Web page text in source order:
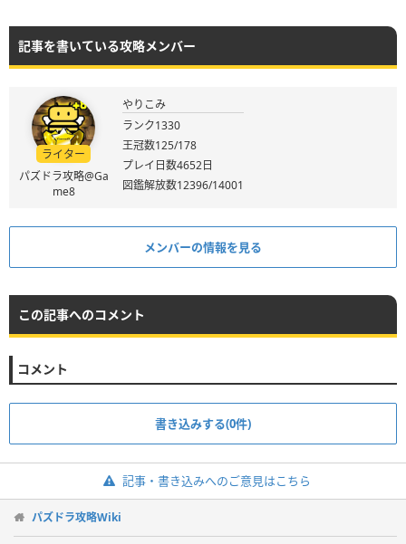
記事を書いている攻略メンバー
ライター
パズドラ攻略@Ga
me8
やりこみ
ランク1330
王冠数125/178
プレイ日数4652日
図鑑解放数12396/14001
メンバーの情報を見る
この記事へのコメント
コメント
書き込みする(0件)
記事・書き込みへのご意見はこちら
パズドラ攻略Wiki